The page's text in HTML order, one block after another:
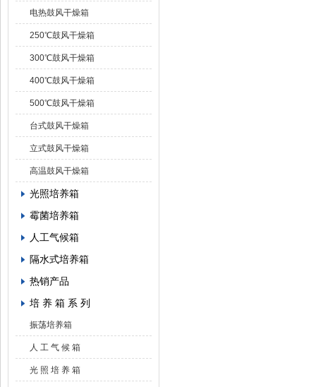
电热鼓风干燥箱
250℃鼓风干燥箱
300℃鼓风干燥箱
400℃鼓风干燥箱
500℃鼓风干燥箱
台式鼓风干燥箱
立式鼓风干燥箱
高温鼓风干燥箱
光照培养箱
霉菌培养箱
人工气候箱
隔水式培养箱
热销产品
培 养 箱 系 列
振荡培养箱
人 工 气 候 箱
光 照 培 养 箱